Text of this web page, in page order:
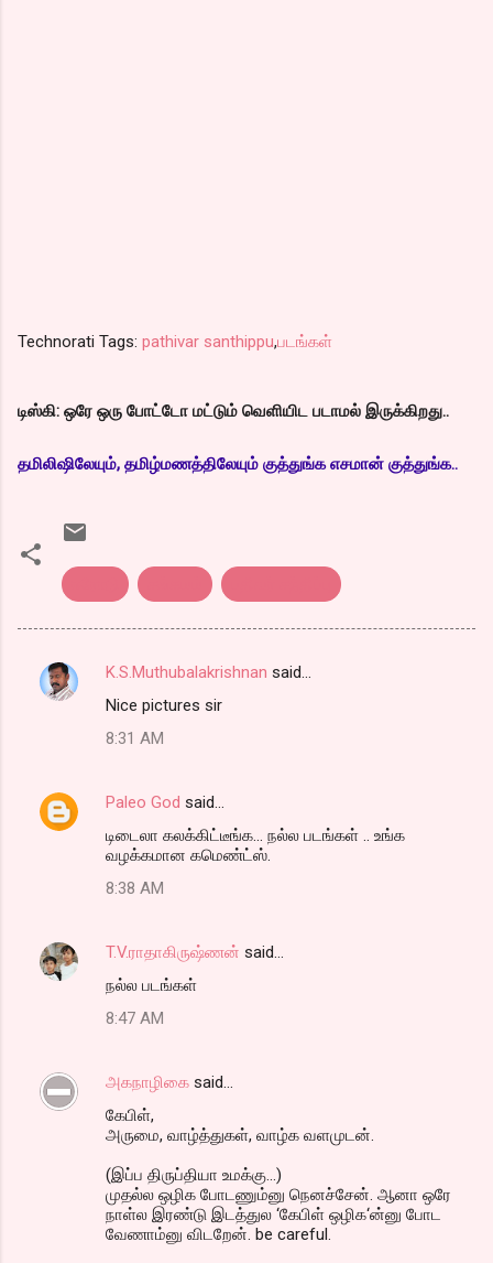
Technorati Tags: pathivar santhippu,படங்கள்
டிஸ்கி: ஒரே ஒரு போட்டோ மட்டும் வெளியிட படாமல் இருக்கிறது..
தமிலிஷிலேயும், தமிழ்மணத்திலேயும் குத்துங்க எசமான் குத்துங்க..
C
e
K.S.Muthubalakrishnan said…
Nice pictures sir
8:31 AM
Paleo God said…
டிடைலா கலக்கிட்டீங்க... நல்ல படங்கள் .. உங்க
வழக்கமான கமெண்ட்ஸ்.
8:38 AM
T.V.ராதாகிருஷ்ணன் said…
நல்ல படங்கள்
8:47 AM
அகநாழிகை said…
கேபிள்,
அருமை, வாழ்த்துகள், வாழ்க வளமுடன்.
(இப்ப திருப்தியா உமக்கு...)
முதல்ல ஒழிக போடணும்னு நெனச்சேன். ஆனா ஒரே
நாள்ல இரண்டு இடத்துல ‘கேபிள் ஒழிக‘ன்னு போட
வேணாம்னு விடறேன். be careful.